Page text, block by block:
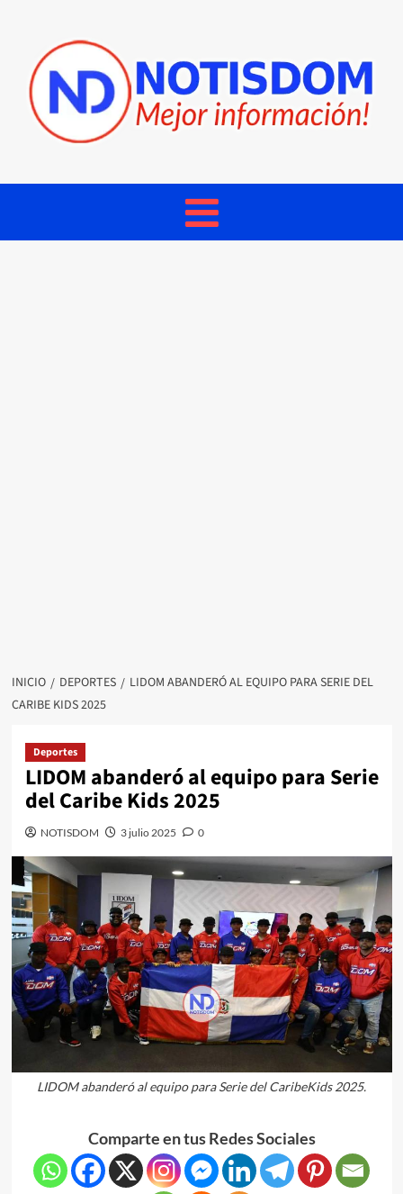
INICIO DEPORTES
LIDOM ABANDERÓ AL EQUIPO PARA SERIE DEL
CARIBE KIDS 2025
Deportes
LIDOM abanderó al equipo para Serie
del Caribe Kids 2025
NOTISDOM 3 julio 2025 0
LIDOM abanderó al equipo para Serie del CaribeKids 2025.
Comparte en tus Redes Sociales